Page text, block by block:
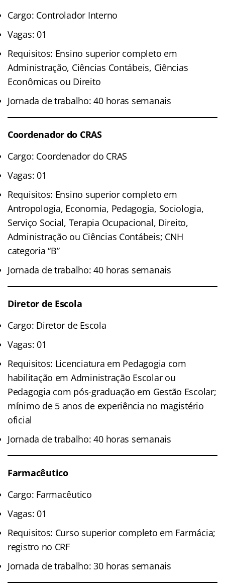
Cargo: Controlador Interno
Vagas: 01
Requisitos: Ensino superior completo em
Administração, Ciências Contábeis, Ciências
Econômicas ou Direito
Jornada de trabalho: 40 horas semanais
Coordenador do CRAS
Cargo: Coordenador do CRAS
Vagas: 01
Requisitos: Ensino superior completo em
Antropologia, Economia, Pedagogia, Sociologia,
Serviço Social, Terapia Ocupacional, Direito,
Administração ou Ciências Contábeis; CNH
categoria “B”
Jornada de trabalho: 40 horas semanais
Diretor de Escola
Cargo: Diretor de Escola
Vagas: 01
Requisitos: Licenciatura em Pedagogia com
habilitação em Administração Escolar ou
Pedagogia com pós-graduação em Gestão Escolar;
mínimo de 5 anos de experiência no magistério
oficial
Jornada de trabalho: 40 horas semanais
Farmacêutico
Cargo: Farmacêutico
Vagas: 01
Requisitos: Curso superior completo em Farmácia;
registro no CRF
Jornada de trabalho: 30 horas semanais